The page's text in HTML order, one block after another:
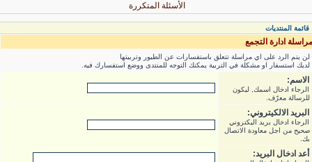
الأسئلة المتكررة
قائمة المنتديات
مراسلة ادارة التجمع
لن يتم الرد على اي مراسلة تتعلق باستفسارات عن الطيور وتربيتها
لديك استسفار او مشكلة في التربية يمكنك التوجه للمنتدى ووضع استفسارك فيه.
الاسم:
الرجاء ادخال اسمك, ليكون
للرسالة معرّف.
البريد الالكيتروني:
الرجاء ادخال بريد اليكتروني
صحيح من اجل معاودة الاتصال
بك.
أعد ادخال البريد: